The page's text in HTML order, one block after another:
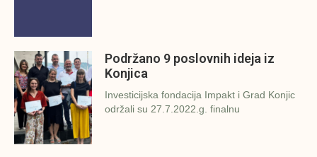
Podržano 9 poslovnih ideja iz
Konjica
Investicijska fondacija Impakt i Grad Konjic
održali su 27.7.2022.g. finalnu